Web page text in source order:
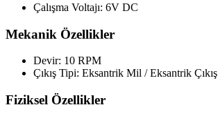
Çalışma Voltajı: 6V DC
Mekanik Özellikler
Devir: 10 RPM
Çıkış Tipi: Eksantrik Mil / Eksantrik Çıkış
Fiziksel Özellikler